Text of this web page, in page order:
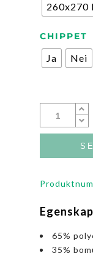
260x270
CHIPPET
Ja Nei
65%
35%